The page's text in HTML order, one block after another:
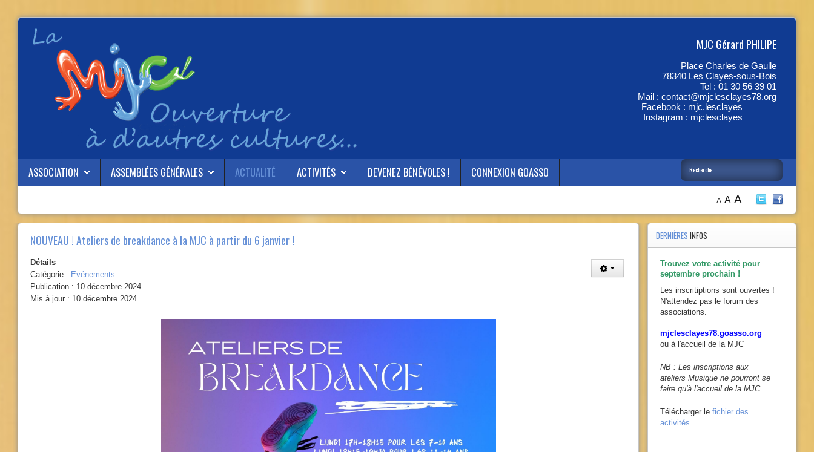
MJC Gérard PHILIPE
Place Charles de Gaulle
78340 Les Clayes-sous-Bois
Tel : 01 30 56 39 01
Mail : contact@mjclesclayes78.org
Facebook : mjc.lesclayes
Instagram : mjclesclayes
ASSOCIATION ASSEMBLÉES GÉNÉRALES ACTUALITÉ ACTIVITÉS DEVENEZ BÉNÉVOLES ! CONNEXION GOASSO
A A A
NOUVEAU ! Ateliers de breakdance à la MJC à partir du 6 janvier !
Détails
Catégorie : Evénements
Publication : 10 décembre 2024
Mis à jour : 10 décembre 2024
DERNIÈRES INFOS
Trouvez votre activité pour
septembre prochain !
Les inscritiptions sont ouvertes !
N'attendez pas le forum des
associations.
mjclesclayes78.goasso.org
ou à l'accueil de la MJC
NB : Les inscriptions aux
ateliers Musique ne pourront se
faire qu'à l'accueil de la MJC.
Télécharger le fichier des
activités
Année
précédente
Mois
précédent
Année
suivante
Mois
suivant